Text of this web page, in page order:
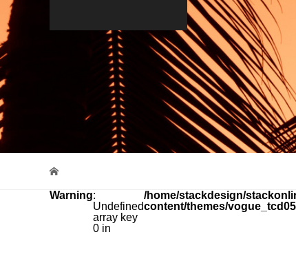
Warning:
Undefined
array key
0 in
/home/stackdesign/
content/themes/